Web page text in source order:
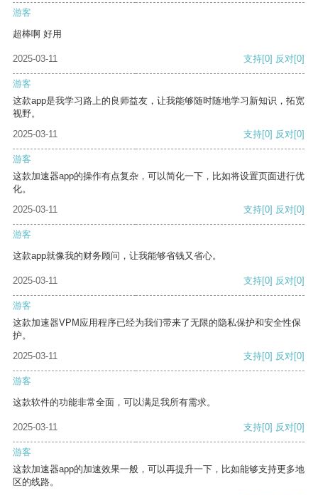
游客
超棒啊 好用
2025-03-11 支持[0] 反对[0]
游客
这款app是我学习路上的良师益友，让我能够随时随地学习新知识，拓宽
视野。
2025-03-11
支持[0] 反对[0]
游客
这款加速器app的操作有点复杂，可以简化一下，比如将设置页面进行优
化。
2025-03-11
支持[0] 反对[0]
游客
这款app就像我的财务顾问，让我能够省钱又省心。
2025-03-11 支持[0] 反对[0]
游客
这款加速器VPM应用程序已经为我们带来了无限的隐私保护和安全性保
护。
2025-03-11
支持[0] 反对[0]
游客
这款软件的功能非常全面，可以满足我所有需求。
2025-03-11 支持[0] 反对[0]
游客
这款加速器app的加速效果一般，可以再提升一下，比如能够支持更多地
区的线路。